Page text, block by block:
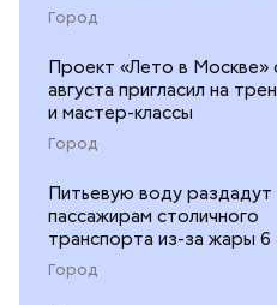
Город
Проект «Лето в Москве»
августа пригласил на
и мастер-классы
Город
Питьевую воду раздадут
пассажирам столичного
транспорта из-за жары 6
Город